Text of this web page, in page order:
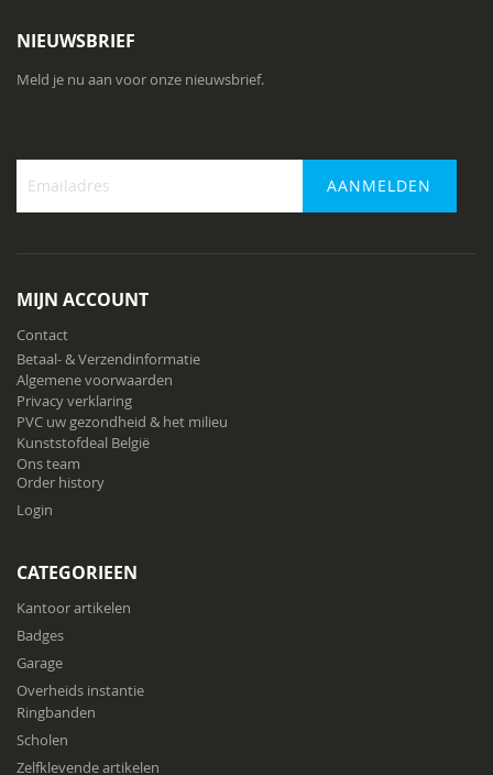
NIEUWSBRIEF
Meld je nu aan voor onze nieuwsbrief.
nieuwsbrief
AANMELDEN
MIJN ACCOUNT
Contact
Betaal- & Verzendinformatie
Algemene voorwaarden
Privacy verklaring
PVC uw gezondheid & het milieu
Kunststofdeal België
Ons team
Order history
Login
CATEGORIEEN
Kantoor artikelen
Badges
Garage
Overheids instantie
Ringbanden
Scholen
Zelfklevende artikelen